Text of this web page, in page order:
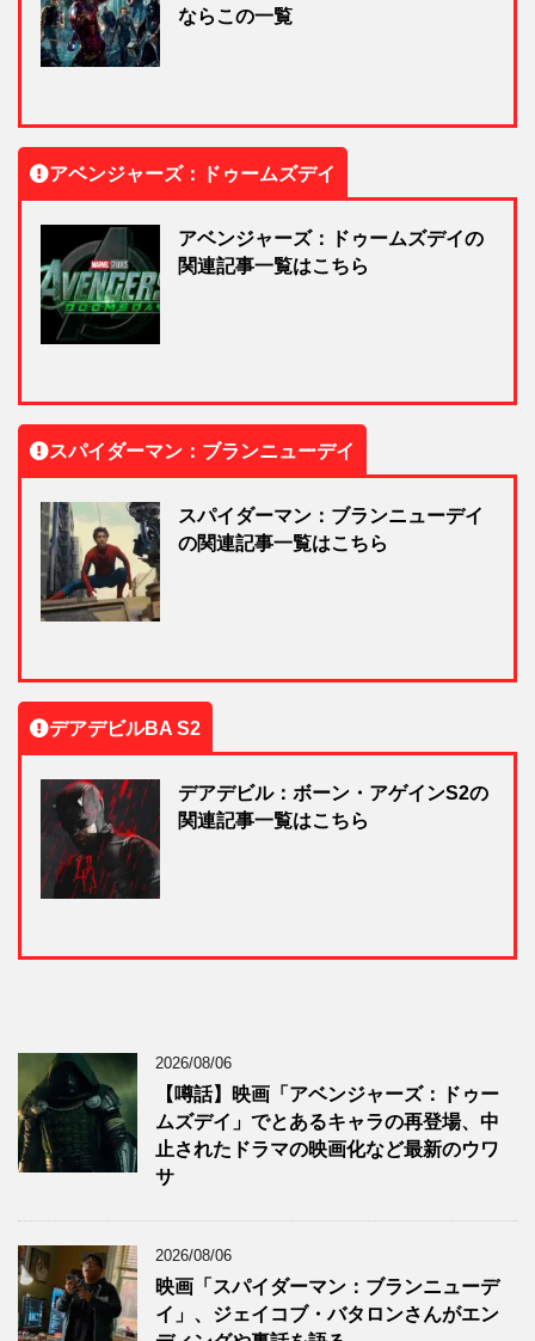
ならこの一覧
アベンジャーズ：ドゥームズデイ
アベンジャーズ：ドゥームズデイの
関連記事一覧はこちら
スパイダーマン：ブランニューデイ
スパイダーマン：ブランニューデイ
の関連記事一覧はこちら
デアデビルBA S2
デアデビル：ボーン・アゲインS2の
関連記事一覧はこちら
2026/08/06
【噂話】映画「アベンジャーズ：ドゥー
ムズデイ」でとあるキャラの再登場、中
止されたドラマの映画化など最新のウワ
サ
2026/08/06
映画「スパイダーマン：ブランニューデ
イ」、ジェイコブ・バタロンさんがエン